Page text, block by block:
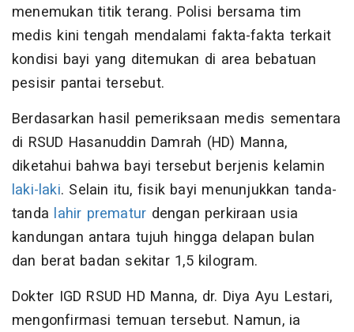
menemukan titik terang. Polisi bersama tim
medis kini tengah mendalami fakta-fakta terkait
kondisi bayi yang ditemukan di area bebatuan
pesisir pantai tersebut.
Berdasarkan hasil pemeriksaan medis sementara
di RSUD Hasanuddin Damrah (HD) Manna,
diketahui bahwa bayi tersebut berjenis kelamin
laki-laki. Selain itu, fisik bayi menunjukkan tanda-
tanda lahir prematur dengan perkiraan usia
kandungan antara tujuh hingga delapan bulan
dan berat badan sekitar 1,5 kilogram.
Dokter IGD RSUD HD Manna, dr. Diya Ayu Lestari,
mengonfirmasi temuan tersebut. Namun, ia